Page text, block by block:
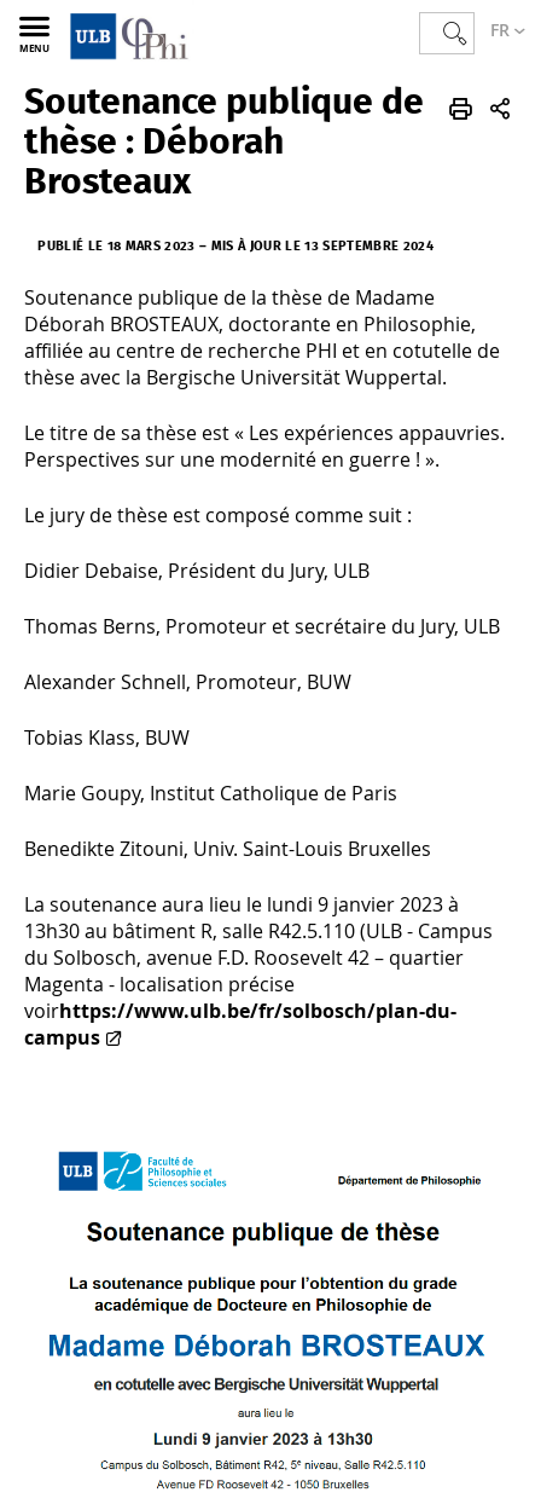
FR
MENU
PHI FR Annonces
Soutenance publique de
thèse : Déborah
Brosteaux
PUBLIÉ LE 18 MARS 2023 – MIS À JOUR LE 13 SEPTEMBRE 2024
Soutenance publique de la thèse de Madame
Déborah BROSTEAUX, doctorante en Philosophie,
affiliée au centre de recherche PHI et en cotutelle de
thèse avec la Bergische Universität Wuppertal.
Le titre de sa thèse est « Les expériences appauvries.
Perspectives sur une modernité en guerre ! ».
Le jury de thèse est composé comme suit :
Didier Debaise, Président du Jury, ULB
Thomas Berns, Promoteur et secrétaire du Jury, ULB
Alexander Schnell, Promoteur, BUW
Tobias Klass, BUW
Marie Goupy, Institut Catholique de Paris
Benedikte Zitouni, Univ. Saint-Louis Bruxelles
La soutenance aura lieu le lundi 9 janvier 2023 à
13h30 au bâtiment R, salle R42.5.110 (ULB - Campus
du Solbosch, avenue F.D. Roosevelt 42 – quartier
Magenta - localisation précise
voirhttps://www.ulb.be/fr/solbosch/plan-du-
campus